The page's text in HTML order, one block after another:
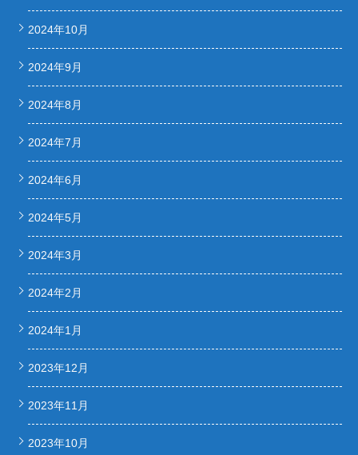
2024年10月
2024年9月
2024年8月
2024年7月
2024年6月
2024年5月
2024年3月
2024年2月
2024年1月
2023年12月
2023年11月
2023年10月